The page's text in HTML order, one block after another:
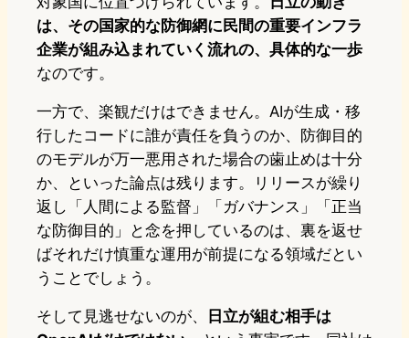
は、その国家的な防御網に民間の重要インフラ
企業が組み込まれていく流れの、具体的な一歩
なのです。
一方で、楽観だけはできません。AIが生成・移
行したコードに誰が責任を負うのか、防御目的
のモデルが万一悪用された場合の歯止めは十分
か、といった論点は残ります。リリースが繰り
返し「人間による監督」「ガバナンス」「正当
な防御目的」と念を押しているのは、裏を返せ
ばそれだけ慎重な運用が前提になる領域だとい
うことでしょう。
そして見逃せないのが、
日立が組む相手は